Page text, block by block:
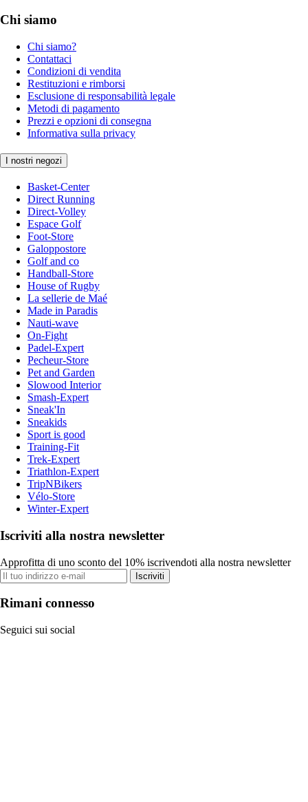
Chi siamo
Chi siamo?
Contattaci
Condizioni di vendita
Restituzioni e rimborsi
Esclusione di responsabilità legale
Metodi di pagamento
Prezzi e opzioni di consegna
Informativa sulla privacy
I nostri negozi
Basket-Center
Direct Running
Direct-Volley
Espace Golf
Foot-Store
Galoppostore
Golf and co
Handball-Store
House of Rugby
La sellerie de Maé
Made in Paradis
Nauti-wave
On-Fight
Padel-Expert
Pecheur-Store
Pet and Garden
Slowood Interior
Smash-Expert
Sneak'In
Sneakids
Sport is good
Training-Fit
Trek-Expert
Triathlon-Expert
TripNBikers
Vélo-Store
Winter-Expert
Iscriviti alla nostra newsletter
Approfitta di uno sconto del 10% iscrivendoti alla nostra newsletter
Iscriviti
Rimani connesso
Seguici sui social